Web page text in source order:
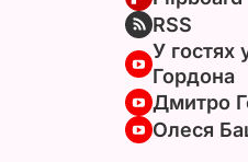
RSS
У гостях
Гордона
Дмитро
Олеся